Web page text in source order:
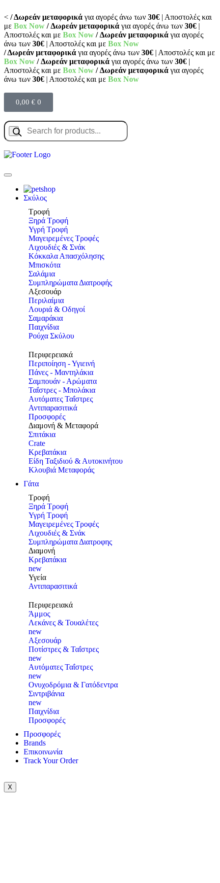
< / Δωρεάν μεταφορικά για αγορές άνω των 30€ | Αποστολές και
με Box Now / Δωρεάν μεταφορικά για αγορές άνω των 30€ |
Αποστολές και με Box Now / Δωρεάν μεταφορικά για αγορές
άνω των 30€ | Αποστολές και με Box Now
/ Δωρεάν μεταφορικά για αγορές άνω των 30€ | Αποστολές και με
Box Now / Δωρεάν μεταφορικά για αγορές άνω των 30€ |
Αποστολές και με Box Now / Δωρεάν μεταφορικά για αγορές
άνω των 30€ | Αποστολές και με Box Now
0,00 € 0
Σκύλος
Τροφή
Ξηρά Τροφή
Υγρή Τροφή
Μαγειρεμένες Τροφές
Λιχουδιές & Σνάκ
Κόκκαλα Απασχόλησης
Μπισκότα
Σαλάμια
Συμπληρώματα Διατροφής
Αξεσουάρ
Περιλαίμια
Λουριά & Οδηγοί
Σαμαράκια
Παιχνίδια
Ρούχα Σκύλου
Περιφερειακά
Περιποίηση - Υγιεινή
Πάνες - Μαντηλάκια
Σαμπουάν - Αρώματα
Ταΐστρες - Μπολάκια
Αυτόματες Ταΐστρες
Αντιπαρασιτικά
Προσφορές
Διαμονή & Μεταφορά
Σπιτάκια
Crate
Κρεβατάκια
Είδη Ταξιδιού & Αυτοκινήτου
Κλουβιά Μεταφοράς
Γάτα
Τροφή
Ξηρά Τροφή
Υγρή Τροφή
Μαγειρεμένες Τροφές
Λιχουδιές & Σνάκ
Συμπληρώματα Διατροφης
Διαμονή
Κρεβατάκια
new
Υγεία
Αντιπαρασιτικά
Περιφερειακά
Άμμος
Λεκάνες & Τουαλέτες
new
Αξεσουάρ
Ποτίστρες & Ταΐστρες
new
Αυτόματες Ταΐστρες
new
Ονυχοδρόμια & Γατόδεντρα
Σιντριβάνια
new
Παιχνίδια
Προσφορές
Προσφορές
Brands
Επικοινωνία
Track Your Order
X